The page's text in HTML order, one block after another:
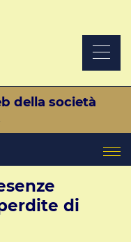
della società
di